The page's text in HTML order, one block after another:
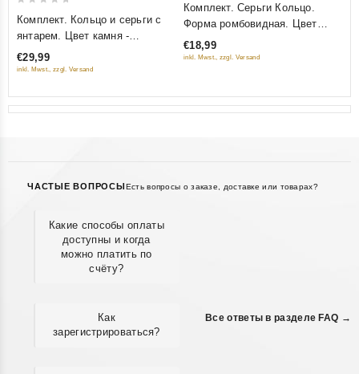
5
Комплект. Кольцо и серьги с
янтарем. Цвет камня -
натуральный
€29,99
inkl. Mwst., zzgl. Versand
5
Комплект. Серьги Кольцо.
Форма ромбовидная. Цвет
камня натуральный
€18,99
inkl. Mwst., zzgl. Versand
ЧАСТЫЕ ВОПРОСЫ Есть вопросы о заказе, доставке или товарах?
Какие способы оплаты
доступны и когда
можно платить по
счёту?
Как
зарегистрироваться?
Все ответы в разделе FAQ →